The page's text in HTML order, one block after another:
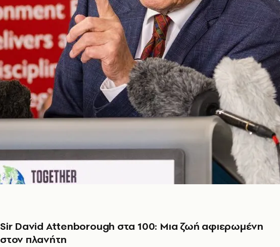
Sir David Attenborough στα 100: Μια ζωή αφιερωμένη
στον πλανήτη